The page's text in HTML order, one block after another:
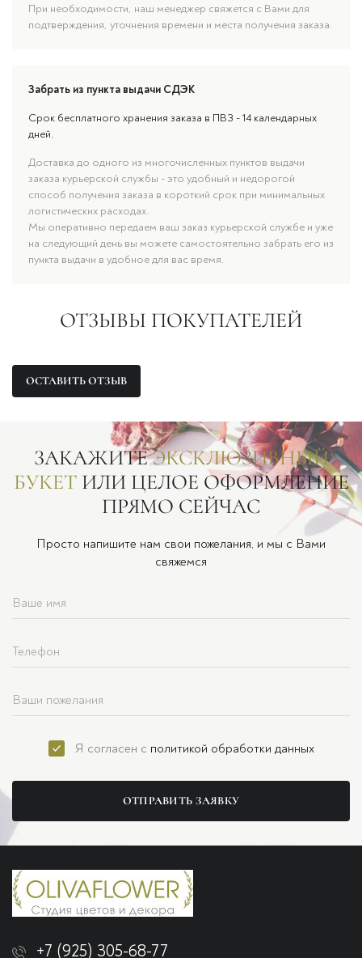
При необходимости, наш менеджер свяжется с Вами для
подтверждения, уточнения времени и места получения заказа.
Забрать из пункта выдачи СДЭК
Срок бесплатного хранения заказа в ПВЗ - 14 календарных
дней.
Доставка до одного из многочисленных пунктов выдачи
заказа курьерской службы - это удобный и недорогой
способ получения заказа в короткий срок при минимальных
логистических расходах.
Мы оперативно передаем ваш заказ курьерской службе и уже
на следующий день вы можете самостоятельно забрать его из
пункта выдачи в удобное для вас время.
ОТЗЫВЫ ПОКУПАТЕЛЕЙ
ОСТАВИТЬ ОТЗЫВ
ЗАКАЖИТЕЭКСКЛЮЗИВНЫЙ
БУКЕТИЛИ ЦЕЛОЕ ОФОРМЛЕНИЕ
ПРЯМО СЕЙЧАС
Просто напишите нам свои пожелания, и мы с Вами
свяжемся
Я согласен с политикой обработки данных
ОТПРАВИТЬ ЗАЯВКУ
+7 (925) 305-68-77